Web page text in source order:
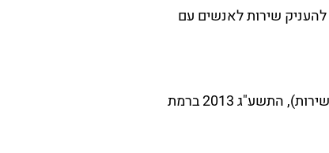
שירות לאנשים עם
עשינו כמיטב יכולתנו על מנת שהאתר יעמוד בתקנות שוויון זכויות לאנשים עם מוגבלות (התאמות נגישות לשירות), התשע"ג 2013 ברמת